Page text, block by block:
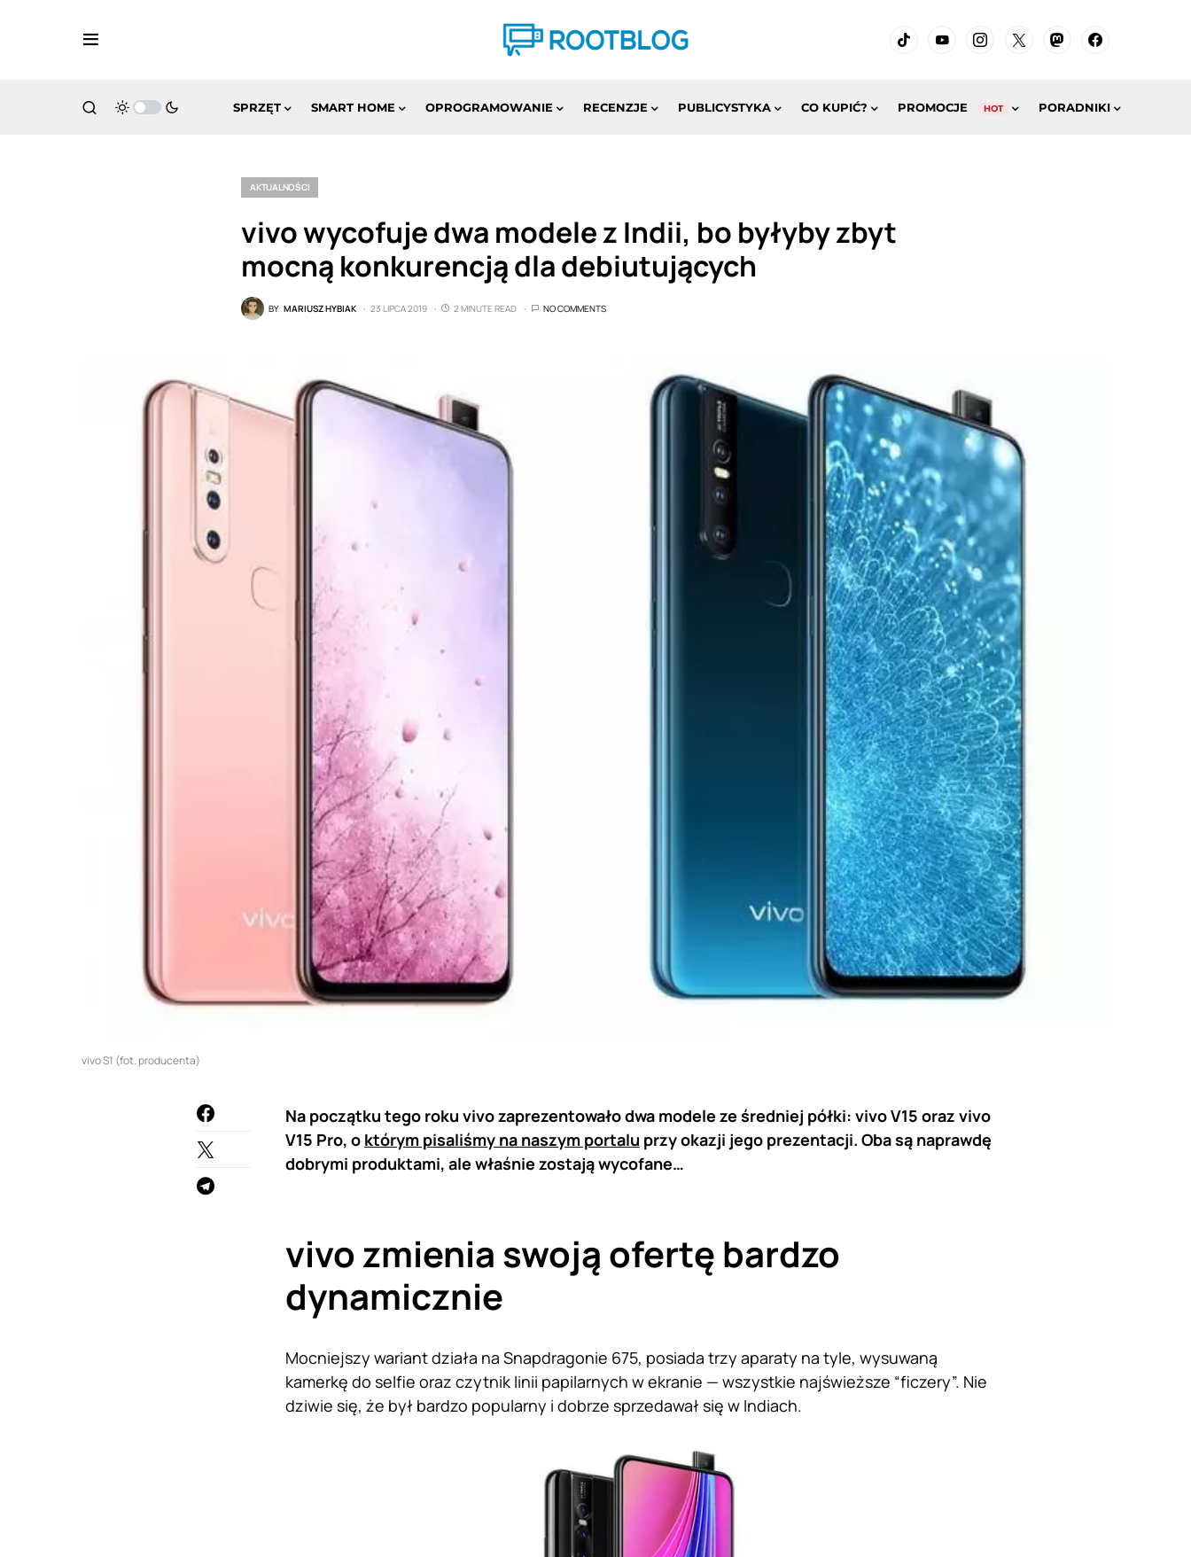
SPRZĘT SMART HOME OPROGRAMOWANIE RECENZJE PUBLICYSTYKA CO KUPIĆ? PROMOCJE HOT PORADNIKI
AKTUALNOŚCI
vivo wycofuje dwa modele z Indii, bo byłyby zbyt
mocną konkurencją dla debiutujących
BY MARIUSZ HYBIAK 23 LIPCA 2019 2 MINUTE READ NO COMMENTS
vivo S1 (fot. producenta)
Na początku tego roku vivo zaprezentowało dwa modele ze średniej półki: vivo V15 oraz vivo
V15 Pro, o którym pisaliśmy na naszym portalu przy okazji jego prezentacji. Oba są naprawdę
dobrymi produktami, ale właśnie zostają wycofane…
vivo zmienia swoją ofertę bardzo
dynamicznie
Mocniejszy wariant działa na Snapdragonie 675, posiada trzy aparaty na tyle, wysuwaną
kamerkę do selfie oraz czytnik linii papilarnych w ekranie — wszystkie najświeższe “ficzery”. Nie
dziwie się, że był bardzo popularny i dobrze sprzedawał się w Indiach.